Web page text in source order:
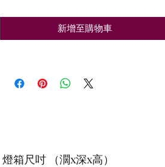
新增至購物車
燈箱尺吋 （濶x深x高）